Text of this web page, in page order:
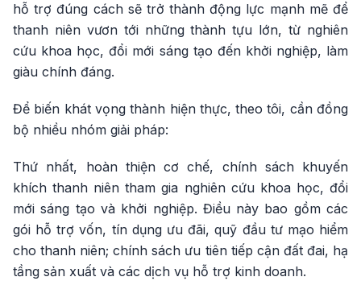
hỗ trợ đúng cách sẽ trở thành động lực mạnh mẽ để
thanh niên vươn tới những thành tựu lớn, từ nghiên
cứu khoa học, đổi mới sáng tạo đến khởi nghiệp, làm
giàu chính đáng.
Để biến khát vọng thành hiện thực, theo tôi, cần đồng
bộ nhiều nhóm giải pháp:
Thứ nhất, hoàn thiện cơ chế, chính sách khuyến
khích thanh niên tham gia nghiên cứu khoa học, đổi
mới sáng tạo và khởi nghiệp. Điều này bao gồm các
gói hỗ trợ vốn, tín dụng ưu đãi, quỹ đầu tư mạo hiểm
cho thanh niên; chính sách ưu tiên tiếp cận đất đai, hạ
tầng sản xuất và các dịch vụ hỗ trợ kinh doanh.